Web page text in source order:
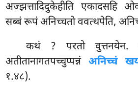
अज्झत्तादिदुकेहीति एकादसहि
सब्बं रूपं अनिच्चतो ववत्थपेति,
कथं ? परतो वुत्तनयेन.
अतीतानागतपच्चुप्पन्नंअनिच्चं
१.४८).